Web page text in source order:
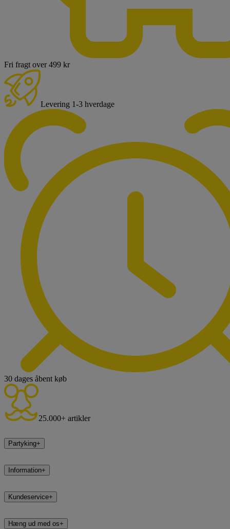
Fri fragt over 499 kr
Levering 1-3 hverdage
30 dages åbent køb
25.000+ artikler
Partyking+
Information+
Kundeservice+
Hæng ud med os+